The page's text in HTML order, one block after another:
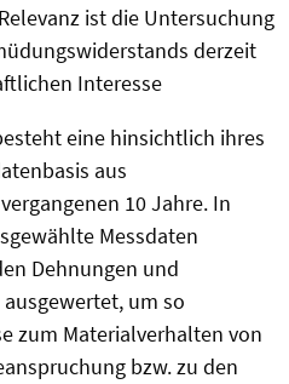
ist die Untersuchung
derzeit
Interesse
eine hinsichtlich ihres
aus
10 Jahre. In
Messdaten
Dehnungen und
um so
zum Materialverhalten von
bzw. zu den